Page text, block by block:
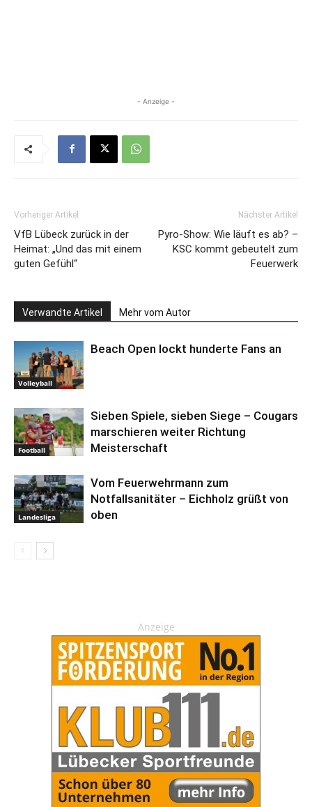
- Anzeige -
Vorheriger Artikel
VfB Lübeck zurück in der
Heimat: „Und das mit einem
guten Gefühl“
Nächster Artikel
Pyro-Show: Wie läuft es ab? –
KSC kommt gebeutelt zum
Feuerwerk
Verwandte Artikel Mehr vom Autor
Volleyball
Beach Open lockt hunderte Fans an
Football
Sieben Spiele, sieben Siege – Cougars
marschieren weiter Richtung
Meisterschaft
Landesliga
Vom Feuerwehrmann zum
Notfallsanitäter – Eichholz grüßt von
oben
Anzeige